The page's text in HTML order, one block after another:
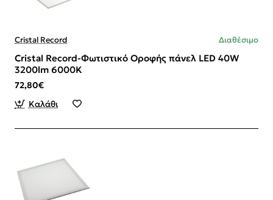
Cristal Record Διαθέσιμο
Cristal Record-Φωτιστικό Οροφής πάνελ LED 40W
3200lm 6000K
72,80€
Καλάθι